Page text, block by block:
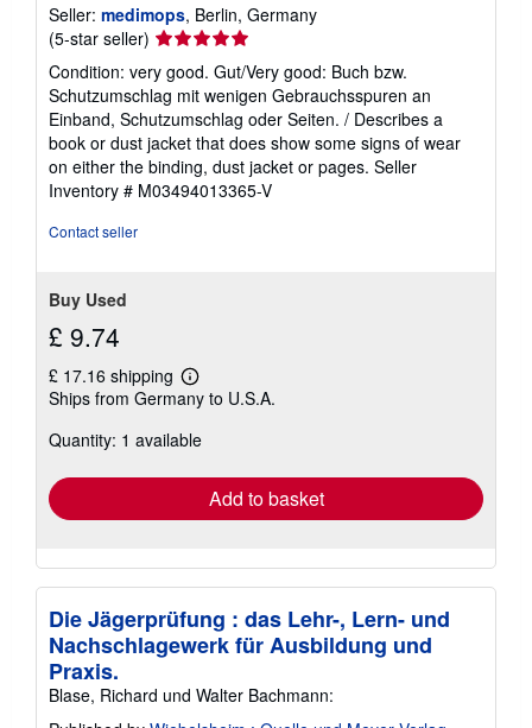
Seller: medimops, Berlin, Germany
(5-star seller) Seller
5
out
of
5
stars
Condition: very good. Gut/Very good: Buch bzw.
Schutzumschlag mit wenigen Gebrauchsspuren an
Einband, Schutzumschlag oder Seiten. / Describes a
book or dust jacket that does show some signs of wear
on either the binding, dust jacket or pages. Seller
Inventory # M03494013365-V
Contact seller
Buy Used
£ 9.74
£ 17.16 shipping
Learn
more
shipping
Ships from Germany to U.S.A.
Quantity: 1 available
Add to basket
Die Jägerprüfung : das Lehr-, Lern- und
Nachschlagewerk für Ausbildung und
Praxis.
Blase, Richard und Walter Bachmann: